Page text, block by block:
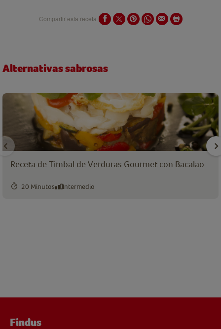
Compartir esta receta
Alternativas sabrosas
Receta de Timbal de Verduras Gourmet con Bacalao
20 Minutos Intermedio
Findus